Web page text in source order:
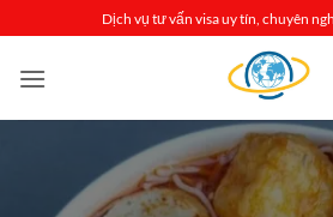
qua
nội
Dịch vụ tư vấn visa uy tín, chuyên